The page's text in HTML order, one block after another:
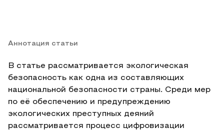
Аннотация статьи
В статье рассматривается экологическая
безопасность как одна из составляющих
национальной безопасности страны. Среди мер
по её обеспечению и предупреждению
экологических преступных деяний
рассматривается процесс цифровизации